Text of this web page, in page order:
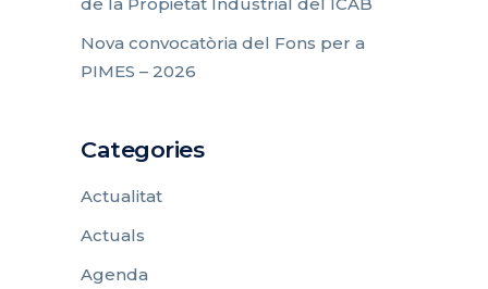
Nova convocatòria del Fons per a
PIMES – 2026
Categories
Actualitat
Actuals
Agenda